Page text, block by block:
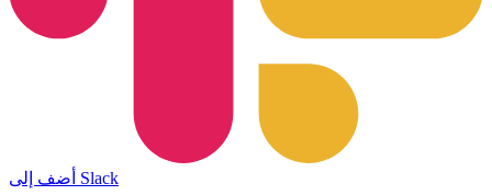
أضف إلى Slack